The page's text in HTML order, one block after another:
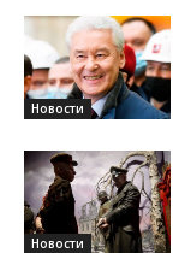
Новости
Новости